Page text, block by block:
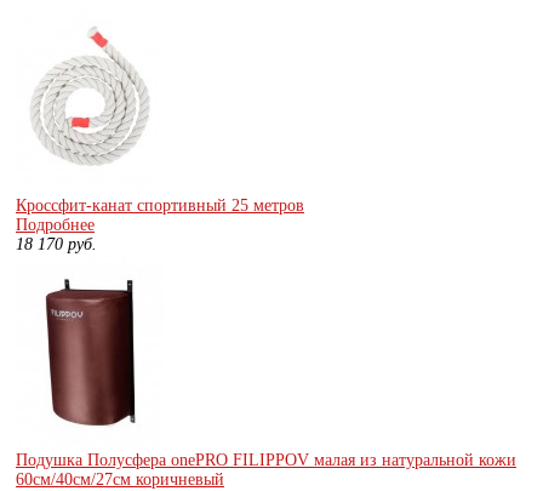
Кроссфит-канат спортивный 25 метров
Подробнее
18 170 руб.
Подушка Полусфера onePRO FILIPPOV малая из натуральной кожи
60см/40см/27см коричневый